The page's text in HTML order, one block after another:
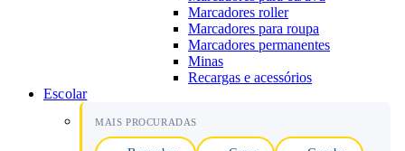
Marcadores roller
Marcadores para roupa
Marcadores permanentes
Minas
Recargas e acessórios
Escolar
MAIS PROCURADAS